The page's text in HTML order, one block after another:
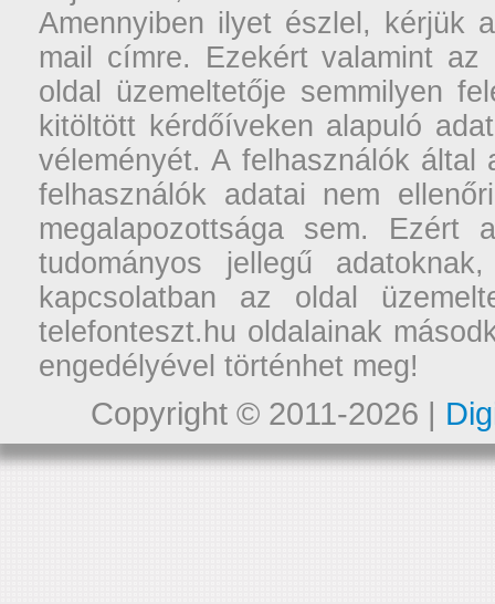
Amennyiben ilyet észlel, kérjük
mail címre. Ezekért valamint
oldal üzemeltetője semmilyen
kitöltött kérdőíveken alapuló
véleményét. A felhasználók
felhasználók adatai nem
megalapozottsága sem. Ezért
tudományos jellegű
kapcsolatban az oldal
telefonteszt.hu oldalainak
engedélyével történhet meg!
Copyright © 2011-2026 |